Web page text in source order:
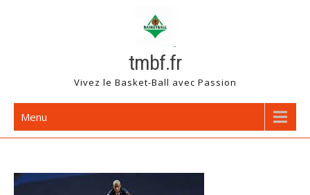
tmbf.fr
Vivez le Basket-Ball avec Passion
Menu